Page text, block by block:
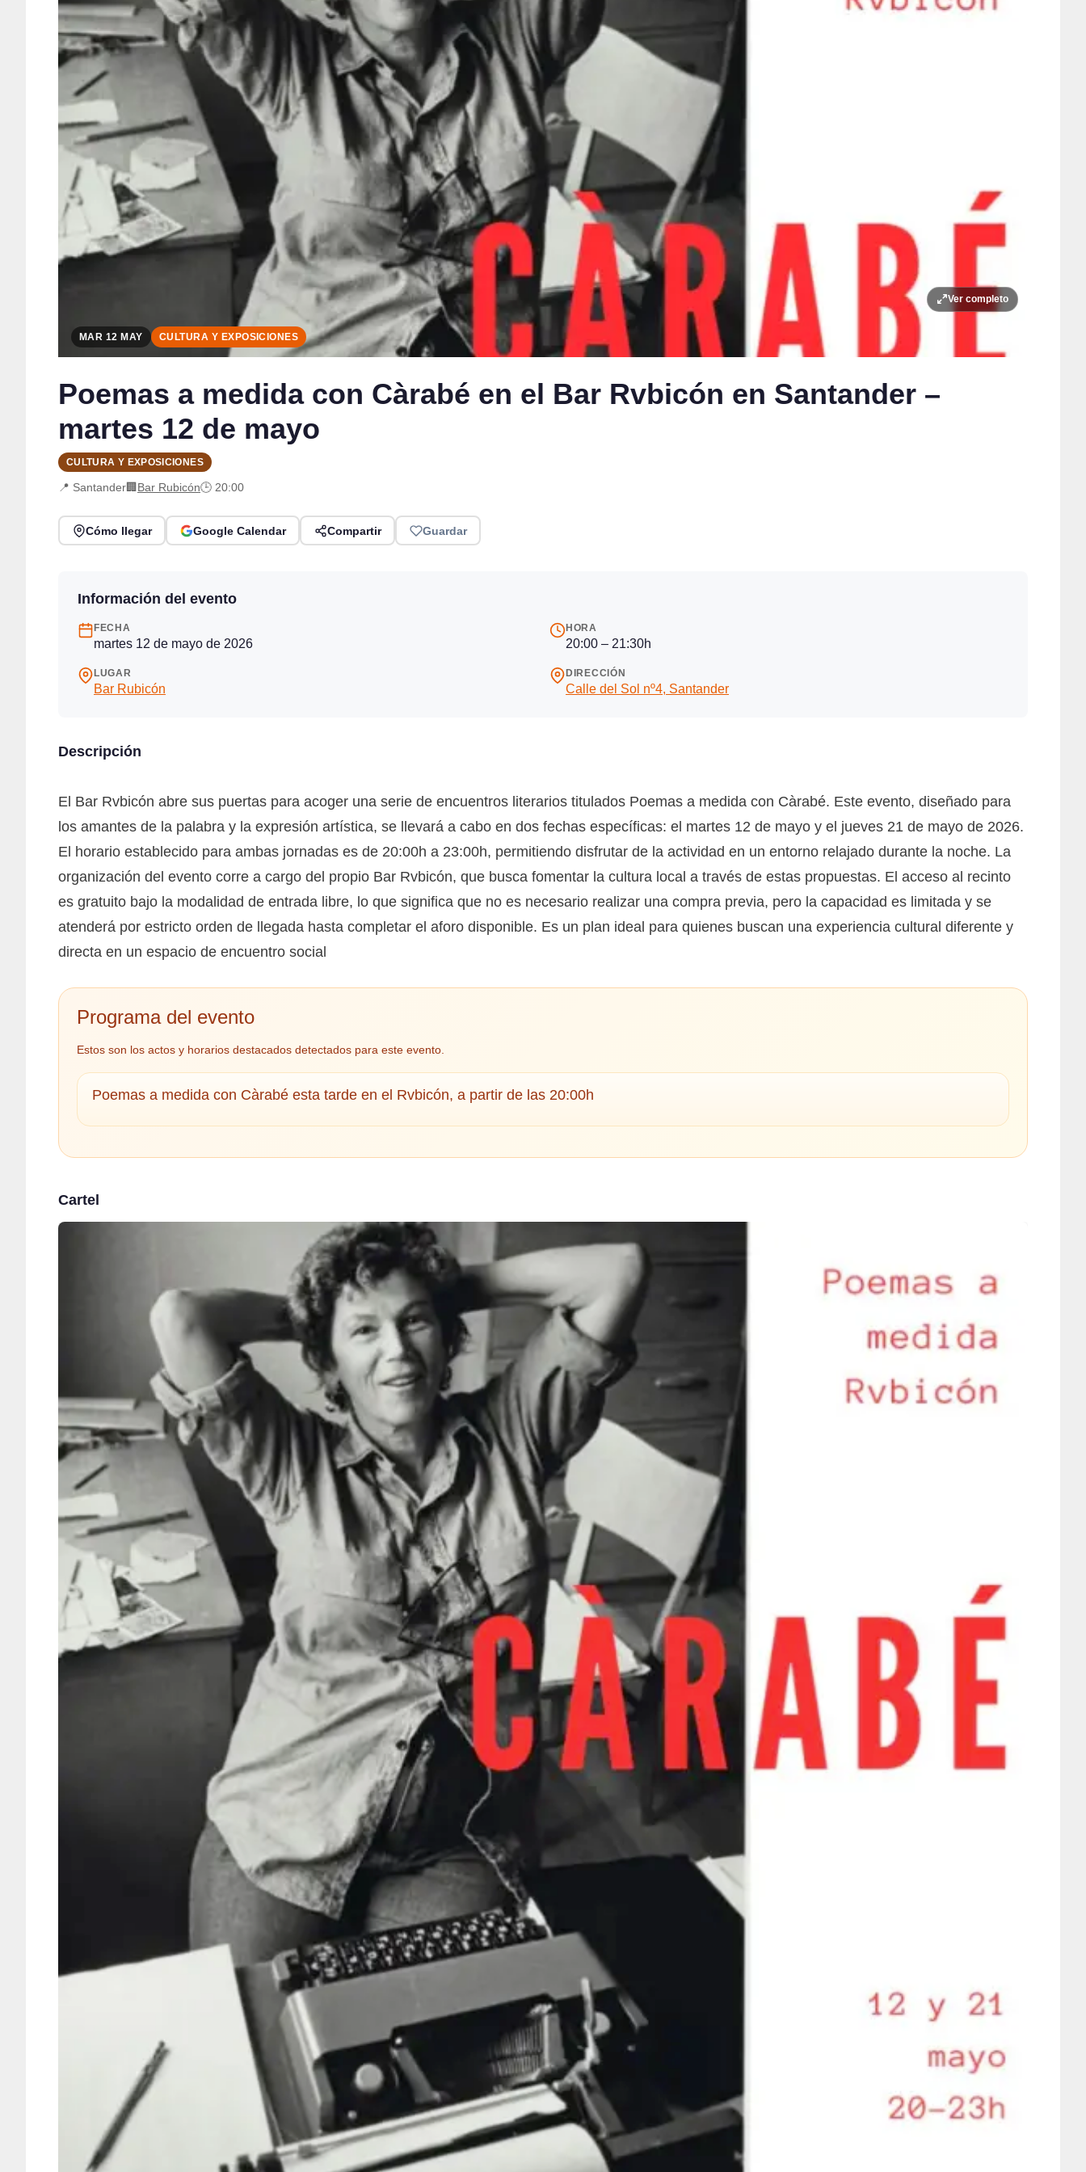
Ver completo
MAR 12 MAY CULTURA Y EXPOSICIONES
Poemas a medida con Càrabé en el Bar Rvbicón en Santander –
martes 12 de mayo
CULTURA Y EXPOSICIONES
📍 Santander🏢 Bar Rubicón🕒 20:00
Cómo llegar Google Calendar Compartir Guardar
Información del evento
FECHA
martes 12 de mayo de 2026
HORA
20:00 – 21:30h
LUGAR
Bar Rubicón
DIRECCIÓN
Calle del Sol nº4, Santander
Descripción
El Bar Rvbicón abre sus puertas para acoger una serie de encuentros literarios titulados Poemas a medida con Càrabé. Este evento, diseñado para
los amantes de la palabra y la expresión artística, se llevará a cabo en dos fechas específicas: el martes 12 de mayo y el jueves 21 de mayo de 2026.
El horario establecido para ambas jornadas es de 20:00h a 23:00h, permitiendo disfrutar de la actividad en un entorno relajado durante la noche. La
organización del evento corre a cargo del propio Bar Rvbicón, que busca fomentar la cultura local a través de estas propuestas. El acceso al recinto
es gratuito bajo la modalidad de entrada libre, lo que significa que no es necesario realizar una compra previa, pero la capacidad es limitada y se
atenderá por estricto orden de llegada hasta completar el aforo disponible. Es un plan ideal para quienes buscan una experiencia cultural diferente y
directa en un espacio de encuentro social
Programa del evento
Estos son los actos y horarios destacados detectados para este evento.
Poemas a medida con Càrabé esta tarde en el Rvbicón, a partir de las 20:00h
Cartel